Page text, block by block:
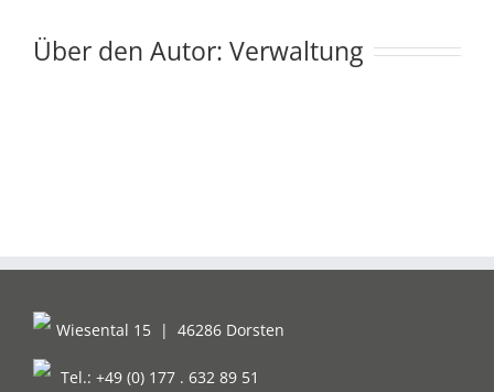
Über den Autor: Verwaltung
Wiesental 15 | 46286 Dorsten
Tel.: +49 (0) 177 . 632 89 51